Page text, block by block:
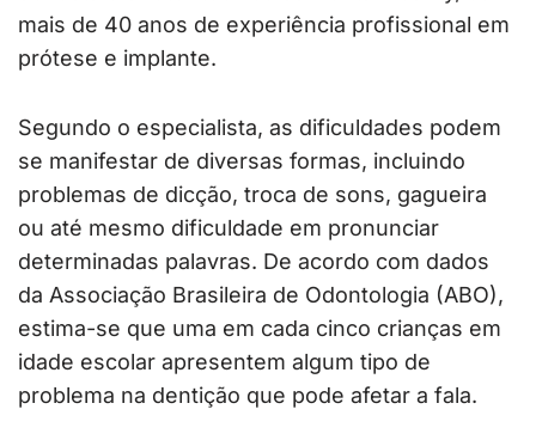
mais de 40 anos de experiência profissional em
prótese e implante.
Segundo o especialista, as dificuldades podem
se manifestar de diversas formas, incluindo
problemas de dicção, troca de sons, gagueira
ou até mesmo dificuldade em pronunciar
determinadas palavras. De acordo com dados
da Associação Brasileira de Odontologia (ABO),
estima-se que uma em cada cinco crianças em
idade escolar apresentem algum tipo de
problema na dentição que pode afetar a fala.